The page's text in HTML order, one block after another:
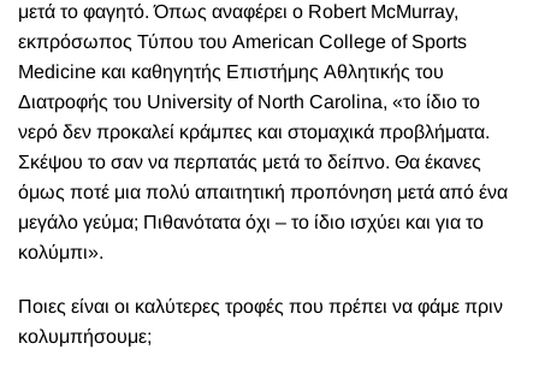
μετά το φαγητό. Όπως αναφέρει ο Robert McMurray,
εκπρόσωπος Τύπου του American College of Sports
Medicine και καθηγητής Επιστήμης Αθλητικής του
Διατροφής του University of North Carolina, «το ίδιο το
νερό δεν προκαλεί κράμπες και στομαχικά προβλήματα.
Σκέψου το σαν να περπατάς μετά το δείπνο. Θα έκανες
όμως ποτέ μια πολύ απαιτητική προπόνηση μετά από ένα
μεγάλο γεύμα; Πιθανότατα όχι – το ίδιο ισχύει και για το
κολύμπι».
Ποιες είναι οι καλύτερες τροφές που πρέπει να φάμε πριν
κολυμπήσουμε;